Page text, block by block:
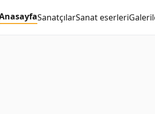
SanatçılarSanat eserleri